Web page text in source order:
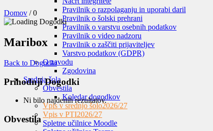
Pravilnik o razpolaganju in uporabi daril
Pravilnik o šolski prehrani
Pravilnik o varstvu osebnih podatkov
Pravilnik o video nadzoru
Pravilnik o zaščiti prijaviteljev
Varstvo podatkov (GDPR)
O zavodu
Zgodovina
Srednja šola
Obvestila
Koledar dogodkov
Vpis v srednjo šolo2026/27
Vpis v PTI2026/27
Spletne učilnice Moodle
Domov /0
Maribox
Back to Dogodki
Prihodnji Dogodki
Ni bilo najdenih rezultatov.
Obvestila